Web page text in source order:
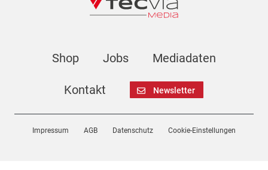
Shop Jobs Mediadaten
Kontakt Newsletter
Impressum AGB Datenschutz Cookie-Einstellungen